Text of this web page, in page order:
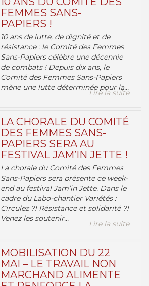
FEMMES SANS-
PAPIERS !
10 ans de lutte, de dignité et de
résistance : le Comité des Femmes
Sans-Papiers célèbre une décennie
de combats ! Depuis dix ans, le
Comité des Femmes Sans-Papiers
mène une lutte déterminée pour la...
Lire la suite
LA CHORALE DU COMITÉ
DES FEMMES SANS-
PAPIERS SERA AU
FESTIVAL JAM’IN JETTE !
La chorale du Comité des Femmes
Sans-Papiers sera présente ce week-
end au festival Jam’in Jette. Dans le
cadre du Labo-chantier Variétés :
Circulez ?! Résistance et solidarité ?!
Venez les soutenir...
Lire la suite
MOBILISATION DU 22
MAI – LE TRAVAIL NON
MARCHAND ALIMENTE